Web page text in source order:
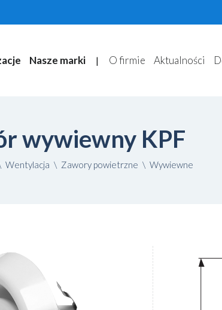
Nasze marki | O firmie Aktualności
wywiewny KPF
Wentylacja \ Zawory powietrzne \ Wywiewne